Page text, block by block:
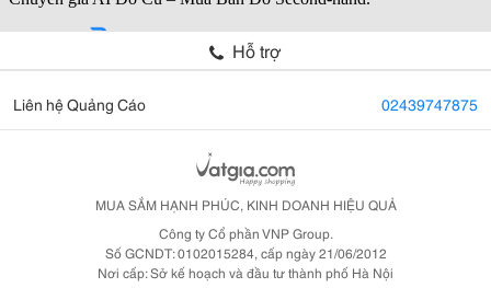
Hỗ trợ
Liên hệ Quảng Cáo 02439747875
MUA SẮM HẠNH PHÚC, KINH DOANH HIỆU QUẢ
Công ty Cổ phần VNP Group.
Số GCNDT: 0102015284, cấp ngày 21/06/2012
Nơi cấp: Sở kế hoạch và đầu tư thành phố Hà Nội